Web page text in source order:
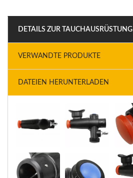
DETAILS ZUR TAUCHAUSRÜSTUNG
VERWANDTE PRODUKTE
DATEIEN HERUNTERLADEN